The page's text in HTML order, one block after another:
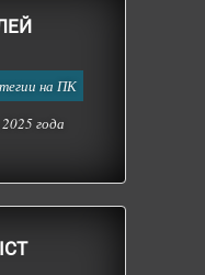
на ПК
года